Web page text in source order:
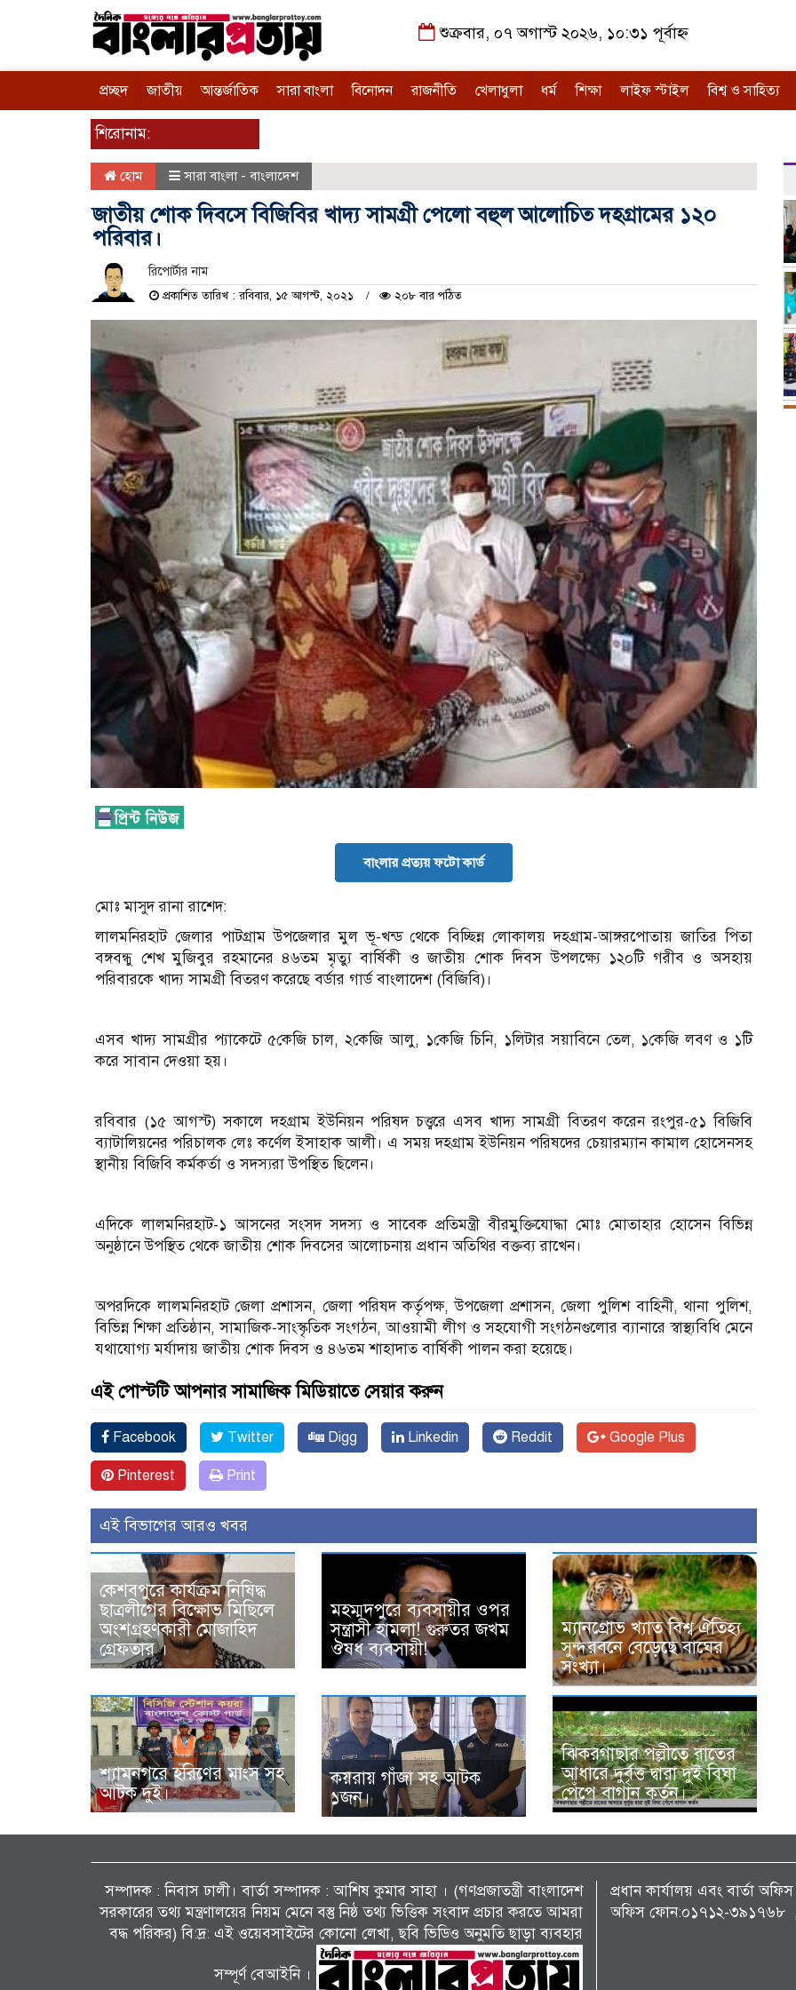
শুক্রবার, ০৭ অগাস্ট ২০২৬, ১০:৩১ পূর্বাহ্ন
প্রচ্ছদ জাতীয় আন্তর্জাতিক সারা বাংলা বিনোদন রাজনীতি খেলাধুলা ধর্ম শিক্ষা লাইফ স্টাইল বিশ্ব ও সাহিত্য
শিরোনাম:
হোম সারা বাংলা - বাংলাদেশ
জাতীয় শোক দিবসে বিজিবির খাদ্য সামগ্রী পেলো বহুল আলোচিত দহগ্রামের ১২০
পরিবার।
রিপোর্টার নাম
প্রকাশিত তারিখ : রবিবার, ১৫ আগস্ট, ২০২১ ২০৮ বার পঠিত
বাংলার প্রত্যয় ফটো কার্ড
মোঃ মাসুদ রানা রাশেদ:
লালমনিরহাট জেলার পাটগ্রাম উপজেলার মুল ভূ-খন্ড থেকে বিচ্ছিন্ন লোকালয় দহগ্রাম-আঙ্গরপোতায় জাতির পিতা
বঙ্গবন্ধু শেখ মুজিবুর রহমানের ৪৬তম মৃত্যু বার্ষিকী ও জাতীয় শোক দিবস উপলক্ষ্যে ১২০টি গরীব ও অসহায়
পরিবারকে খাদ্য সামগ্রী বিতরণ করেছে বর্ডার গার্ড বাংলাদেশ (বিজিবি)।
এসব খাদ্য সামগ্রীর প্যাকেটে ৫কেজি চাল, ২কেজি আলু, ১কেজি চিনি, ১লিটার সয়াবিনে তেল, ১কেজি লবণ ও ১টি
করে সাবান দেওয়া হয়।
রবিবার (১৫ আগস্ট) সকালে দহগ্রাম ইউনিয়ন পরিষদ চত্ত্বরে এসব খাদ্য সামগ্রী বিতরণ করেন রংপুর-৫১ বিজিবি
ব্যাটালিয়নের পরিচালক লেঃ কর্ণেল ইসাহাক আলী। এ সময় দহগ্রাম ইউনিয়ন পরিষদের চেয়ারম্যান কামাল হোসেনসহ
স্থানীয় বিজিবি কর্মকর্তা ও সদস্যরা উপস্থিত ছিলেন।
এদিকে লালমনিরহাট-১ আসনের সংসদ সদস্য ও সাবেক প্রতিমন্ত্রী বীরমুক্তিযোদ্ধা মোঃ মোতাহার হোসেন বিভিন্ন
অনুষ্ঠানে উপস্থিত থেকে জাতীয় শোক দিবসের আলোচনায় প্রধান অতিথির বক্তব্য রাখেন।
অপরদিকে লালমনিরহাট জেলা প্রশাসন, জেলা পরিষদ কর্তৃপক্ষ, উপজেলা প্রশাসন, জেলা পুলিশ বাহিনী, থানা পুলিশ,
বিভিন্ন শিক্ষা প্রতিষ্ঠান, সামাজিক-সাংস্কৃতিক সংগঠন, আওয়ামী লীগ ও সহযোগী সংগঠনগুলোর ব্যানারে স্বাস্থ্যবিধি মেনে
যথাযোগ্য মর্যাদায় জাতীয় শোক দিবস ও ৪৬তম শাহাদাত বার্ষিকী পালন করা হয়েছে।
এই পোস্টটি আপনার সামাজিক মিডিয়াতে সেয়ার করুন
Facebook Twitter Digg Linkedin Reddit Google Plus
Pinterest Print
এই বিভাগের আরও খবর
কেশবপুরে কার্যক্রম নিষিদ্ধ
ছাত্রলীগের বিক্ষোভ মিছিলে
অংশগ্রহণকারী মোজাহিদ
গ্রেফতার ।
মহম্মদপুরে ব্যবসায়ীর ওপর
সন্ত্রাসী হামলা! গুরুতর জখম
ঔষধ ব্যবসায়ী!
ম্যানগ্রোভ খ্যাত বিশ্ব ঐতিহ্য
সুন্দরবনে বেড়েছে বাঘের
সংখ্যা।
শ্যামনগরে হরিণের মাংস সহ
আটক দুই।
কয়রায় গাঁজা সহ আটক
১জন।
ঝিকরগাছার পল্লীতে রাতের
আধারে দুর্বৃত্ত দ্বারা দুই বিঘা
পেঁপে বাগান কর্তন।
সম্পাদক : নিবাস ঢালী। বার্তা সম্পাদক : আশিষ কুমাৱ সাহা । (গণপ্রজাতন্ত্রী বাংলাদেশ
সরকারের তথ্য মন্ত্রণালয়ের নিয়ম মেনে বস্তু নিষ্ঠ তথ্য ভিত্তিক সংবাদ প্রচার করতে আমরা
বদ্ধ পরিকর) বি:দ্র: এই ওয়েবসাইটের কোনো লেখা, ছবি ভিডিও অনুমতি ছাড়া ব্যবহার
সম্পূর্ণ বেআইনি ।
প্রধান কার্যালয় এবং বার্তা
অফিস ফোন:০১৭১২-৩৯১৭৬৮